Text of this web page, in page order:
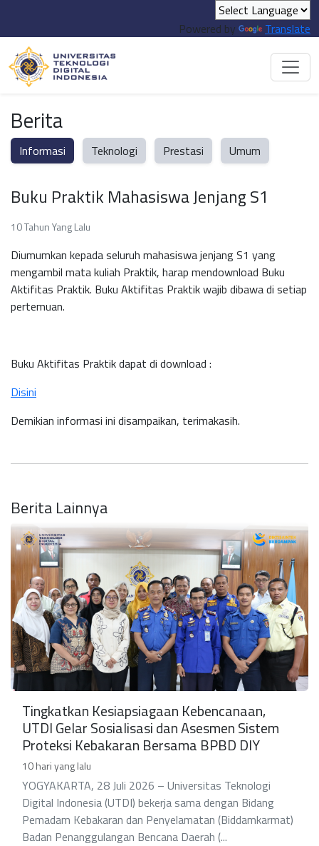
Powered by Translate
Berita
Informasi Teknologi Prestasi Umum
Buku Praktik Mahasiswa Jenjang S1
10 Tahun Yang Lalu
Diumumkan kepada seluruh mahasiswa jenjang S1 yang
mengambil mata kuliah Praktik, harap mendownload Buku
Aktifitas Praktik. Buku Aktifitas Praktik wajib dibawa di setiap
pertemuan.
Buku Aktifitas Praktik dapat di download :
Disini
Demikian informasi ini disampaikan, terimakasih.
Berita Lainnya
Tingkatkan Kesiapsiagaan Kebencanaan,
UTDI Gelar Sosialisasi dan Asesmen Sistem
Proteksi Kebakaran Bersama BPBD DIY
10 hari yang lalu
YOGYAKARTA, 28 Juli 2026 – Universitas Teknologi
Digital Indonesia (UTDI) bekerja sama dengan Bidang
Pemadam Kebakaran dan Penyelamatan (Biddamkarmat)
Badan Penanggulangan Bencana Daerah (...